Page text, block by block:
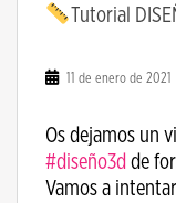
Tutorial
11 de enero de 2021
Os dejamos un
#diseño3d de
Vamos a